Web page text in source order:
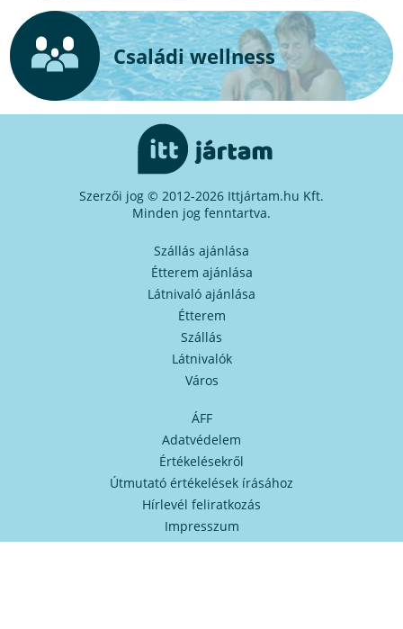
Családi wellness
Szerzői jog © 2012-2026 Ittjártam.hu Kft.
Minden jog fenntartva.
Szállás ajánlása
Étterem ajánlása
Látnivaló ajánlása
Étterem
Szállás
Látnivalók
Város
ÁFF
Adatvédelem
Értékelésekről
Útmutató értékelések írásához
Hírlevél feliratkozás
Impresszum